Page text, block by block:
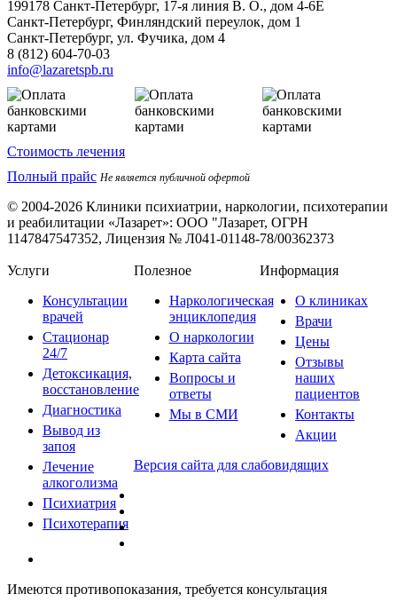
199178 Санкт-Петербург, 17-я линия В. О., дом 4-6Е
Санкт-Петербург, Финляндский переулок, дом 1
Санкт-Петербург, ул. Фучика, дом 4
8 (812) 604-70-03
info@lazaretspb.ru
Стоимость лечения
Полный прайс Не является публичной офертой
© 2004-2026 Клиники психиатрии, наркологии, психотерапии
и реабилитации «Лазарет»: ООО "Лазарет, ОГРН
1147847547352, Лицензия № Л041-01148-78/00362373
Услуги
Консультации
врачей
Стационар
24/7
Детоксикация,
восстановление
Диагностика
Вывод из
запоя
Лечение
алкоголизма
Психиатрия
Психотерапия
Полезное
Наркологическая
энциклопедия
О наркологии
Карта сайта
Вопросы и
ответы
Мы в СМИ
Информация
О клиниках
Врачи
Цены
Отзывы
наших
пациентов
Контакты
Акции
Версия сайта для слабовидящих
Имеются противопоказания, требуется консультация